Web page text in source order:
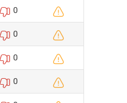
0
0
0
0